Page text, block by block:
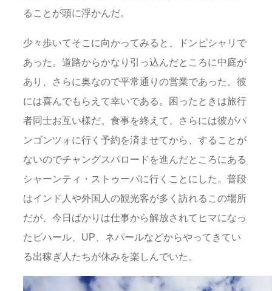
ることが頭に浮かんだ。
少々歩いてそこに向かってみると、ドンピシャリで
あった。道路からかなり引っ込んだところに中庭が
あり、さらに奥なので平常通りの営業であった。彼
には喜んでもらえて幸いである。困ったときは旅行
者同士お互い様だ。食事を終えて、さらには彼がパ
ンゴンツォに行く予約を済ませてから、することが
ないのでチャングスパロードを進んだところにある
シャーンティ・ストゥーパに行くことにした。普段
はインド人や外国人の観光客が多く訪れるこの場所
だが、今日ばかりは仕事から解放されてヒマになっ
たビハール、UP、ネパールなどからやってきてい
る出稼ぎ人たちが休みを楽しんでいた。